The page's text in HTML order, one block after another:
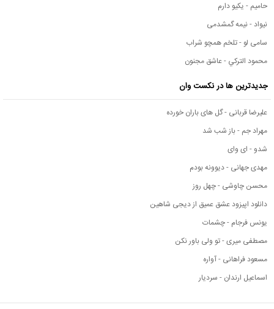
حامیم - یکیو دارم
نیواد - نیمه گمشدمی
سامی لو - تلخم همچو شراب
محمود التركي - عاشق مجنون
جدیدترین ها در نکست وان
علیرضا قربانی - گل های باران خورده
مهراد جم - باز شب شد
شدو - ای وای
مهدی جهانی - دیوونه بودم
محسن چاوشی - چهل روز
دانلود اپیزود عشق عمیق از دیجی شاهین
یونس فرجام - چشمات
مصطفی میری - تو ولی باور نکن
مسعود فراهانی - آواره
اسماعیل ارندان - سردیار